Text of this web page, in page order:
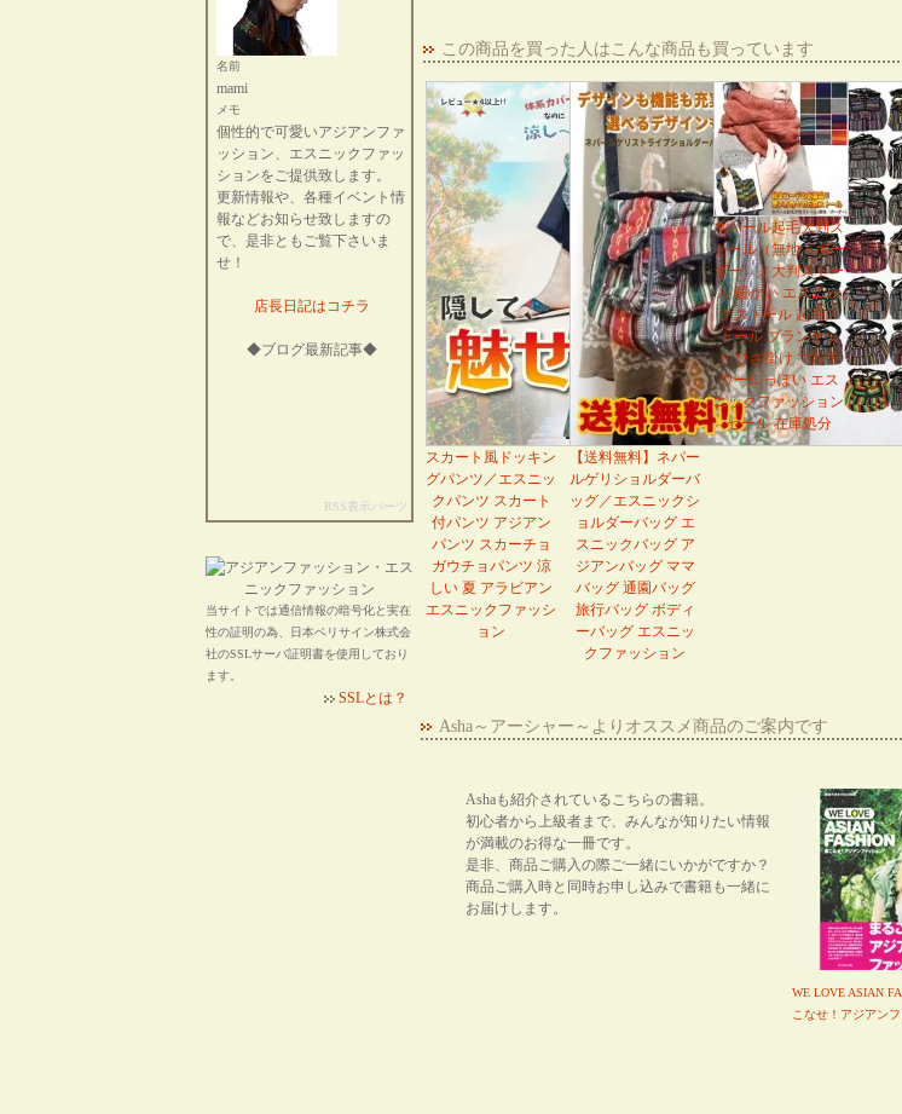
この商品を買った人はこんな商品も買っています
スカート風ドッキン
グパンツ／エスニッ
クパンツ スカート
付パンツ アジアン
パンツ スカーチョ
ガウチョパンツ 涼
しい 夏 アラビアン
エスニックファッシ
ョン
【送料無料】ネパー
ルゲリショルダーバ
ッグ／エスニックシ
ョルダーバッグ エ
スニックバッグ ア
ジアンバッグ ママ
バッグ 通園バッグ
旅行バッグ ボディ
ーバッグ エスニッ
クファッション
ネパール起毛大判ス
トール（無地・ボー
ダー）／大判ストー
ル 暖かい エスニッ
クストール 起毛ス
トール ブランケッ
ト ひざ掛け マルチ
ウールっぽい エス
ニックファッション
セール 在庫処分
Asha～アーシャー～よりオススメ商品のご案内です
Ashaも紹介されているこちらの書籍。
初心者から上級者まで、みんなが知りたい情報
が満載のお得な一冊です。
是非、商品ご購入の際ご一緒にいかがですか？
商品ご購入時と同時お申し込みで書籍も一緒に
お届けします。
WE LOVE ASIAN
こなせ！アジアン
名前
mami
メモ
個性的で可愛いアジアンファ
ッション、エスニックファッ
ションをご提供致します。
更新情報や、各種イベント情
報などお知らせ致しますの
で、是非ともご覧下さいま
せ！
店長日記はコチラ
◆ブログ最新記事◆
RSS表示パーツ
当サイトでは通信情報の暗号化と実在
性の証明の為、日本ベリサイン株式会
社のSSLサーバ証明書を使用しており
ます。
SSLとは？